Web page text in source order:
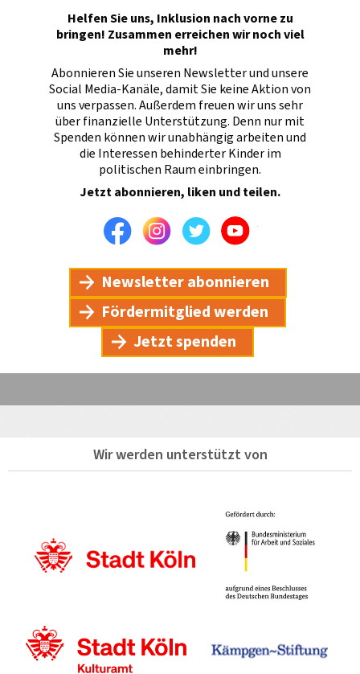
Helfen Sie uns, Inklusion nach vorne zu
bringen! Zusammen erreichen wir noch viel
mehr!
Abonnieren Sie unseren Newsletter und unsere
Social Media-Kanäle, damit Sie keine Aktion von
uns verpassen. Außerdem freuen wir uns sehr
über finanzielle Unterstützung. Denn nur mit
Spenden können wir unabhängig arbeiten und
die Interessen behinderter Kinder im
politischen Raum einbringen.
Jetzt abonnieren, liken und teilen.
FacebookInstagramTwitterYoutube
Newsletter abonnieren
Fördermitglied werden
Jetzt spenden
Wir werden unterstützt von